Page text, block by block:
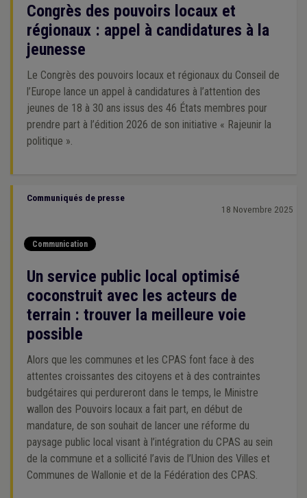
Congrès des pouvoirs locaux et
régionaux : appel à candidatures à la
jeunesse
Le Congrès des pouvoirs locaux et régionaux du Conseil de
l’Europe lance un appel à candidatures à l’attention des
jeunes de 18 à 30 ans issus des 46 États membres pour
prendre part à l’édition 2026 de son initiative « Rajeunir la
politique ».
Communiqués de presse
18 Novembre 2025
Communication
Un service public local optimisé
coconstruit avec les acteurs de
terrain : trouver la meilleure voie
possible
Alors que les communes et les CPAS font face à des
attentes croissantes des citoyens et à des contraintes
budgétaires qui perdureront dans le temps, le Ministre
wallon des Pouvoirs locaux a fait part, en début de
mandature, de son souhait de lancer une réforme du
paysage public local visant à l’intégration du CPAS au sein
de la commune et a sollicité l’avis de l’Union des Villes et
Communes de Wallonie et de la Fédération des CPAS.